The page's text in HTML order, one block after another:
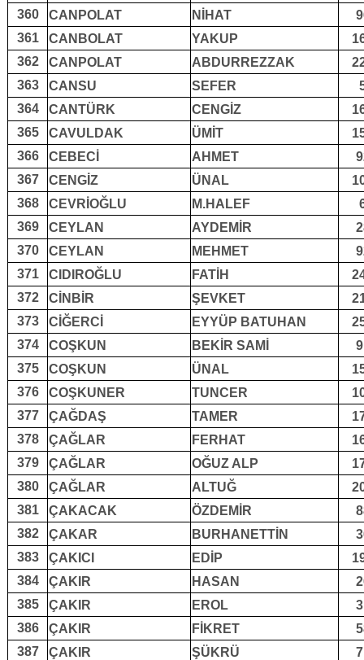
360
CANPOLAT NİHAT
361
CANBOLAT YAKUP
362
CANPOLAT ABDURREZZAK
363
CANSU SEFER
364
CANTÜRK CENGİZ
365
CAVULDAK ÜMİT
366
CEBECİ AHMET
367
CENGİZ ÜNAL
368
CEVRİOĞLU M.HALEF
369
CEYLAN AYDEMİR
370
CEYLAN MEHMET
371
CIDIROĞLU FATİH
372
CİNBİR ŞEVKET
373
CİĞERCİ EYYÜP BATUHAN
374
COŞKUN BEKİR SAMİ
375
COŞKUN ÜNAL
376
COŞKUNER TUNCER
377
ÇAĞDAŞ TAMER
378
ÇAĞLAR FERHAT
379
ÇAĞLAR OĞUZ ALP
380
ÇAĞLAR ALTUĞ
381
ÇAKACAK ÖZDEMİR
382
ÇAKAR BURHANETTİN
383
ÇAKICI EDİP
384
ÇAKIR HASAN
385
ÇAKIR EROL
386
ÇAKIR FİKRET
387
ÇAKIR ŞÜKRÜ